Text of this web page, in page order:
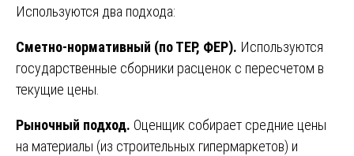
Используются два подхода:
Сметно-нормативный (по ТЕР, ФЕР). Используются
государственные сборники расценок с пересчетом в
текущие цены.
Рыночный подход. Оценщик собирает средние цены
на материалы (из строительных гипермаркетов) и